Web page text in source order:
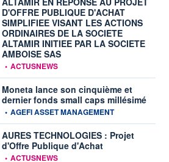
D'OFFRE PUBLIQUE D'ACHAT
SIMPLIFIEE VISANT LES ACTIONS
ORDINAIRES DE LA SOCIETE
ALTAMIR INITIEE PAR LA SOCIETE
AMBOISE SAS
information fournie par
• ACTUSNEWS
Moneta lance son cinquième et
dernier fonds small caps millésimé
information fournie par
• AGEFI ASSET MANAGEMENT
AURES TECHNOLOGIES : Projet
d'Offre Publique d'Achat
information fournie par
• ACTUSNEWS